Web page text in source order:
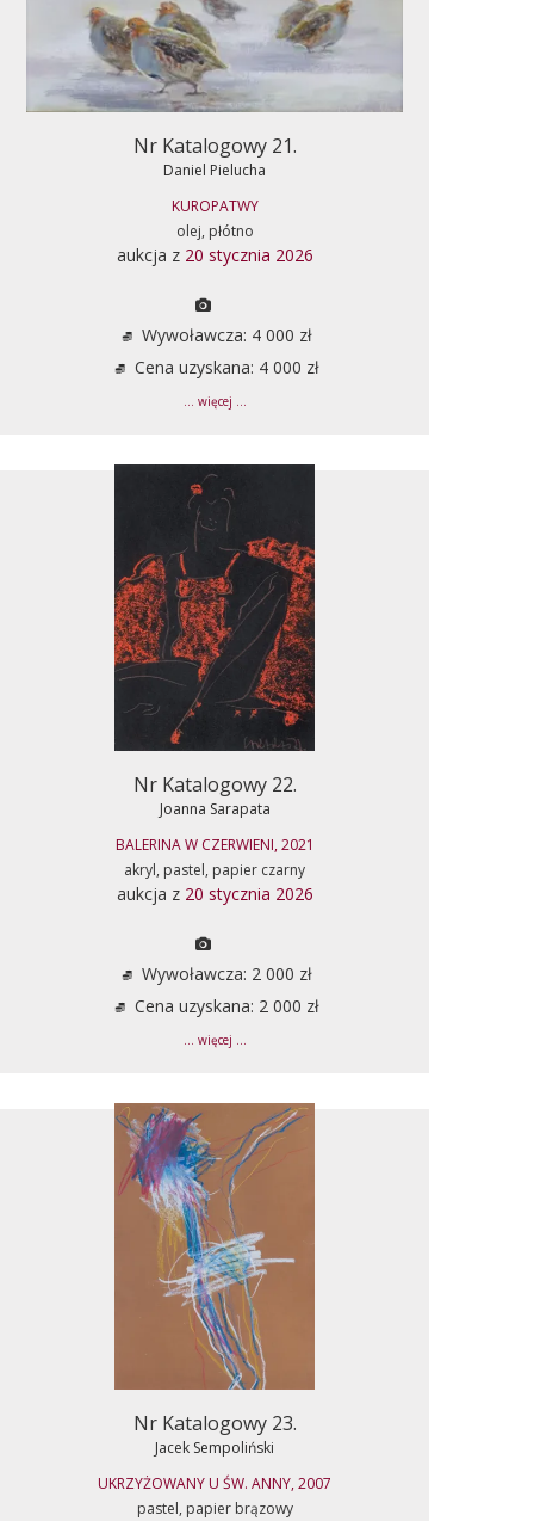
Nr Katalogowy 21.
Daniel Pielucha
KUROPATWY
olej, płótno
aukcja z 20 stycznia 2026
Wywoławcza: 4 000 zł
Cena uzyskana: 4 000 zł
... więcej ...
Nr Katalogowy 22.
Joanna Sarapata
BALERINA W CZERWIENI, 2021
akryl, pastel, papier czarny
aukcja z 20 stycznia 2026
Wywoławcza: 2 000 zł
Cena uzyskana: 2 000 zł
... więcej ...
Nr Katalogowy 23.
Jacek Sempoliński
UKRZYŻOWANY U ŚW. ANNY, 2007
pastel, papier brązowy